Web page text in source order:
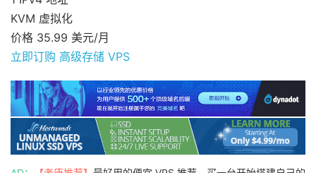
KVM 虚拟化
价格 35.99 美元/月
立即订购 高级存储 VPS